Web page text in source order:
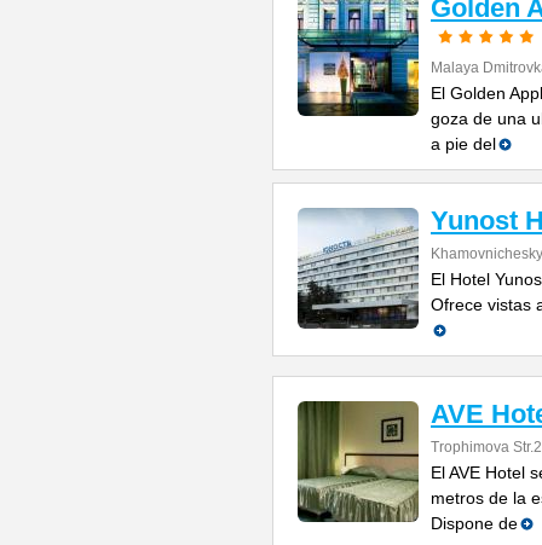
Golden
Malaya
El Golden
goza de una
a pie del
Yunost
El Hotel
Ofrece vistas
AVE
Trophimova
El AVE Hotel
metros de la
Dispone de